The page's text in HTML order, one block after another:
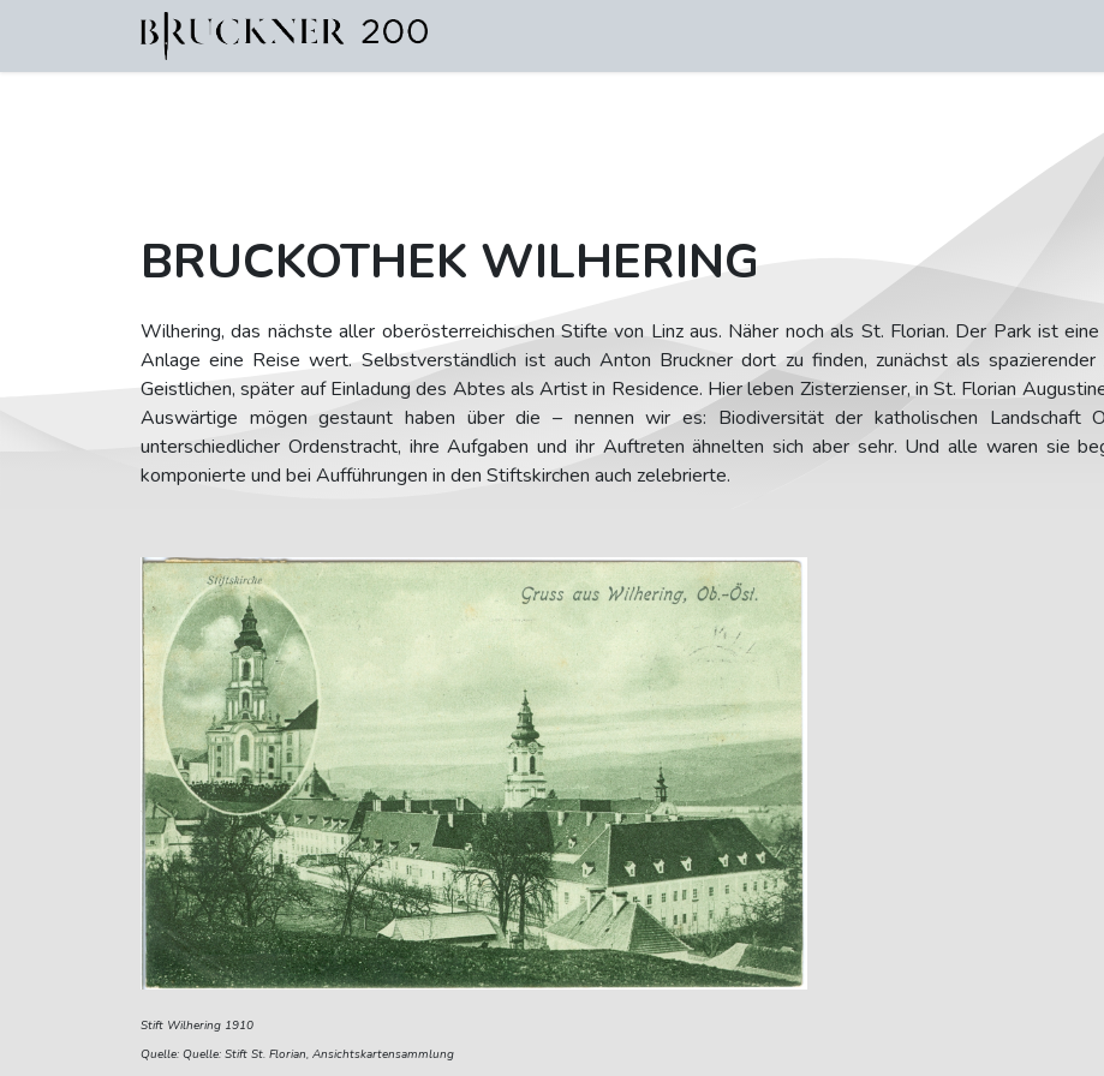
BRUCKOTHEK WILHERING
Wilhering, das nächste aller oberösterreichischen Stifte von Linz aus. Näher noch als St. Florian. Der Park ist
Anlage eine Reise wert. Selbstverständlich ist auch Anton Bruckner dort zu finden, zunächst als
Geistlichen, später auf Einladung des Abtes als Artist in Residence. Hier leben Zisterzienser, in St. Florian
Auswärtige mögen gestaunt haben über die – nennen wir es: Biodiversität der katholischen Landschaft
unterschiedlicher Ordenstracht, ihre Aufgaben und ihr Auftreten ähnelten sich aber sehr. Und alle waren sie
komponierte und bei Aufführungen in den Stiftskirchen auch zelebrierte.
Stift Wilhering 1910
Quelle: Quelle: Stift St. Florian, Ansichtskartensammlung